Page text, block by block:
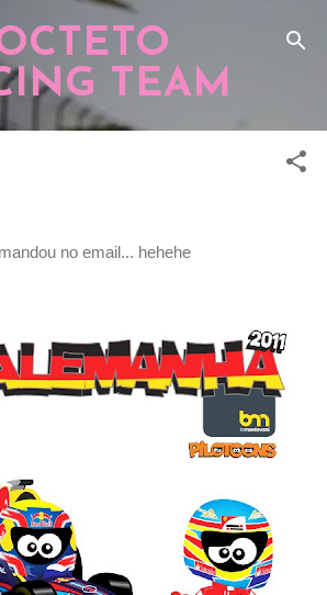
para o conteúdo principal
TEAM
no email... hehehe